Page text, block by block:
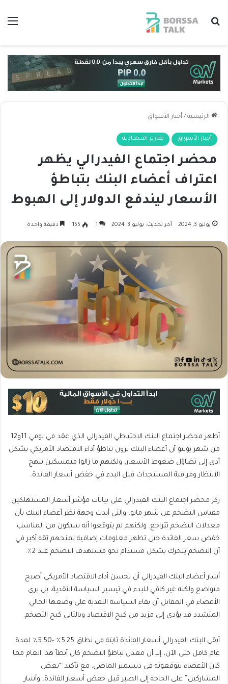
بحث عن
الرئيسية / أخبار الأسواق
أخبار الأسواق تقارير اقتصادية
محضر اجتماع الفيدرالي يظهر
اعتراف أعضاء البنك بتباطؤ
الأسعار ليندفع الدولار إلى الهبوط
يوليو 3, 2024 آخر تحديث: يوليو 3, 2024 1
155 دقيقة واحدة
أظهر محضر اجتماع البنك الاحتياطي الفيدرالي الذي عقد في يومي 11و12
من شهر يونيو أن أعضاء البنك يرون تباطؤ أداء الاقتصاد الأمريكي بشكل
أدى إلى تضاؤل ضغوط الأسعار، ولكنهم ما زالوا متمسكين بنهج
الانتظار ومراقبة المستجدات قبل البدء في خفض أسعار الفائدة.
ركز محضر اجتماع البنك الفيدرالي على بيانات مؤشر أسعار المستهلكين
مقياس التضخم عن شهر مايو، والتي أيدت وجهة نظر أعضاء البنك بأن
معدلات التضخم تتراجع. ولكنهم لم يتوقعوا أنه سيكون من المناسب
خفض سعر الفائدة حتى تظهر معلومات إضافية تمنحهم ثقة أكبر في
أن التضخم يتحرك بشكل مستدام نحو مستهدف التضخم عند 2٪.
أشار أعضاء البنك الفيدرالي أن تحسن أداء الاقتصاد الأمريكي أصبح
متواضع ولكنه غير كافي للبدء في تيسير السياسة النقدية، بل يرى
الأعضاء في المقابل أن بقاء السياسة النقدية على وضعها الحالي
المتشدد قد يؤدي إلى مزيد من كبح الاقتصاد وبالتالي كبح التضخم.
أبقى البنك الفيدرالي أسعار الفائدة ثابتة في نطاق 5.25٪ -5.50٪ لمدة
عام كامل حتى الآن، إلا أن معدل تباطؤ التضخم كان أبطأ هذا العام مما
كان الأعضاء يتوقعونه في ديسمبر الماضي. مع تأكيد “بعض
المشاركين” على الحاجة إلى الصبر قبل خفض أسعار الفائدة، وأشار